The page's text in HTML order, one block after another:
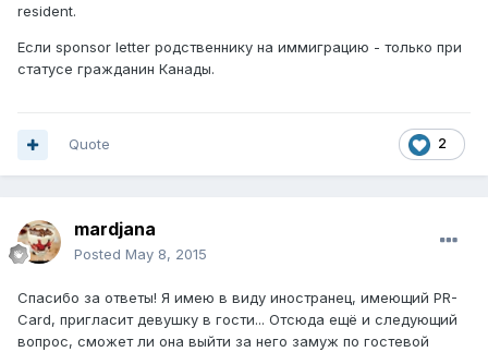
resident.
Если sponsor letter родственнику на иммиграцию - только при
статусе гражданин Канады.
2
Quote
mardjana
Posted May 8, 2015
Спасибо за ответы! Я имею в виду иностранец, имеющий PR-
Card, пригласит девушку в гости... Отсюда ещё и следующий
вопрос, сможет ли она выйти за него замуж по гостевой